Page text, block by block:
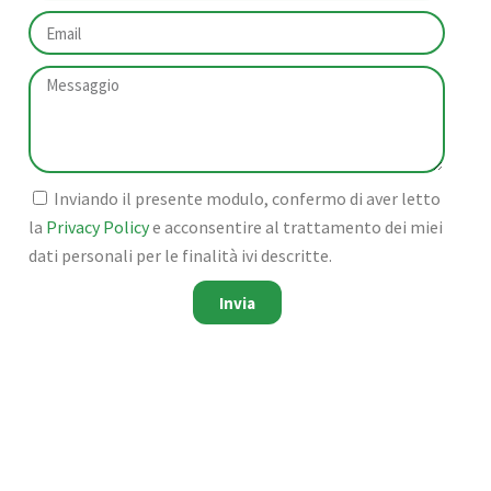
Inviando il presente modulo, confermo di aver letto
la Privacy Policye acconsentire al trattamento dei miei
dati personali per le finalità ivi descritte.
Invia